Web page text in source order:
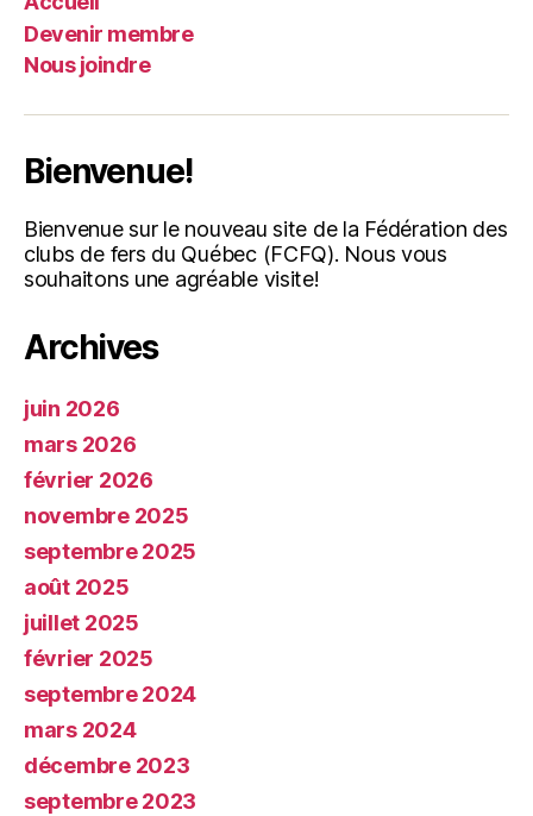
Devenir membre
Nous joindre
Bienvenue!
Bienvenue sur le nouveau site de la Fédération des
clubs de fers du Québec (FCFQ). Nous vous
souhaitons une agréable visite!
Archives
juin 2026
mars 2026
février 2026
novembre 2025
septembre 2025
août 2025
juillet 2025
février 2025
septembre 2024
mars 2024
décembre 2023
septembre 2023